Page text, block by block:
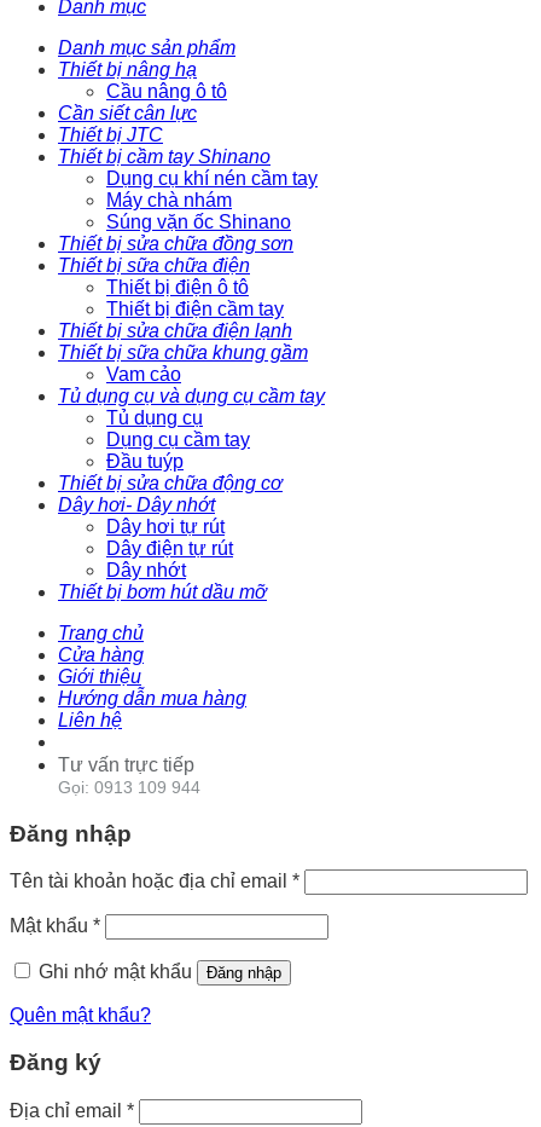
Danh mục
Danh mục sản phẩm
Thiết bị nâng hạ
Cầu nâng ô tô
Cần siết cân lực
Thiết bị JTC
Thiết bị cầm tay Shinano
Dụng cụ khí nén cầm tay
Máy chà nhám
Súng vặn ốc Shinano
Thiết bị sửa chữa đồng sơn
Thiết bị sữa chữa điện
Thiết bị điện ô tô
Thiết bị điện cầm tay
Thiết bị sửa chữa điện lạnh
Thiết bị sữa chữa khung gầm
Vam cảo
Tủ dụng cụ và dụng cụ cầm tay
Tủ dụng cụ
Dụng cụ cầm tay
Đầu tuýp
Thiết bị sửa chữa động cơ
Dây hơi- Dây nhớt
Dây hơi tự rút
Dây điện tự rút
Dây nhớt
Thiết bị bơm hút dầu mỡ
Trang chủ
Cửa hàng
Giới thiệu
Hướng dẫn mua hàng
Liên hệ
Tư vấn trực tiếp
Gọi: 0913 109 944
Đăng nhập
Tên tài khoản hoặc địa chỉ email *
Mật khẩu *
Ghi nhớ mật khẩu Đăng nhập
Quên mật khẩu?
Đăng ký
Địa chỉ email *